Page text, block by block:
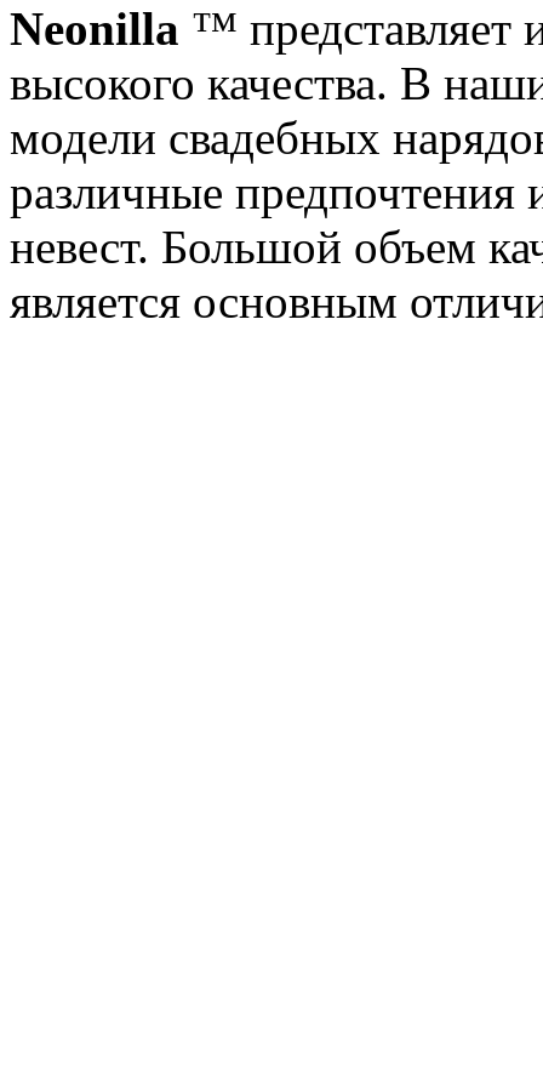
Neonilla ™ представляет
высокого качества. В
модели свадебных
различные предпочтения
невест. Большой объем
является основным